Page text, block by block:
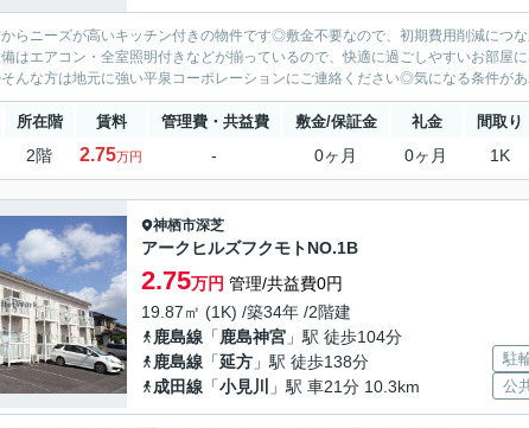
らニーズが高いキッチン付きの物件です◎敷金不要なので、初期費用削減につ
はエアコン・全室照明付きなどが揃っているので、快適に過ごしやすいお部
んな方は地元に強い平泉コーポレーションにご連絡ください◎気になる条件が
所在階 賃料 管理費・共益費 敷金/保証金 礼金 間取り
2階 2.75万円 - 0ヶ月 0ヶ月 1K
神栖市深芝
アークヒルズフクモトNO.1B
2.75万円 管理/共益費0円
19.87㎡ (1K) /築34年 /2階建
鹿島線 「 鹿島神宮 」駅 徒歩104分
鹿島線 「延方 」駅 徒歩138分
成田線 「小見川 」駅 車21分 10.3km
駐
公